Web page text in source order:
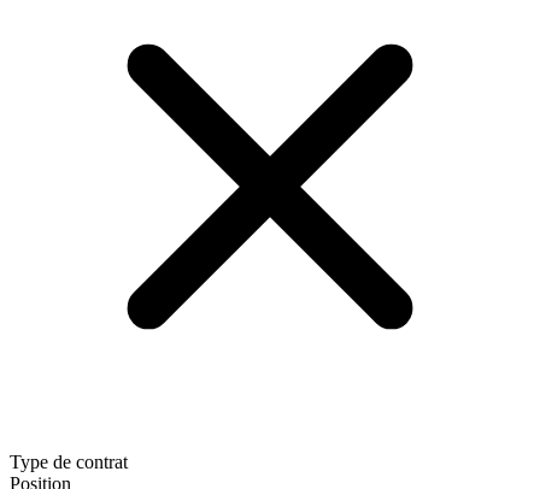
Type de contrat
Position